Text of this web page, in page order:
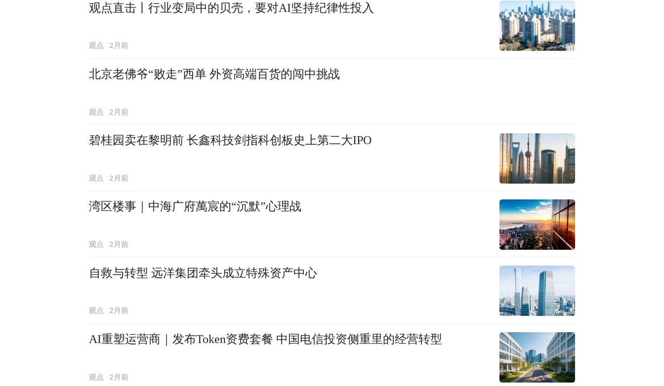
观点直击丨行业变局中的贝壳，要对AI坚持纪律性投入
观点 2月前
北京老佛爷“败走”西单 外资高端百货的闯中挑战
观点 2月前
碧桂园卖在黎明前 长鑫科技剑指科创板史上第二大IPO
观点 2月前
湾区楼事｜中海广府萬宸的“沉默”心理战
观点 2月前
自救与转型 远洋集团牵头成立特殊资产中心
观点 2月前
AI重塑运营商｜发布Token资费套餐 中国电信投资侧重里的经营转型
观点 2月前